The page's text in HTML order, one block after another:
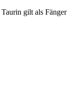
Taurin gilt als Fänger